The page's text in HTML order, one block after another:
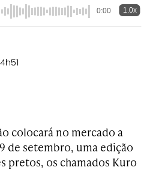
0:00 1.0x
colocará no mercado a
de setembro, uma edição
pretos, os chamados Kuro